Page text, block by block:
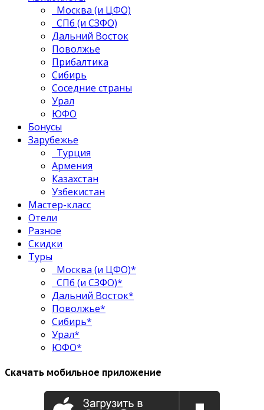
Москва (и ЦФО)
СПб (и СЗФО)
Дальний Восток
Поволжье
Прибалтика
Сибирь
Соседние страны
Урал
ЮФО
Бонусы
Зарубежье
Турция
Армения
Казахстан
Узбекистан
Мастер-класс
Отели
Разное
Скидки
Туры
Москва (и ЦФО)*
СПб (и СЗФО)*
Дальний Восток*
Поволжье*
Сибирь*
Урал*
ЮФО*
Скачать мобильное приложение